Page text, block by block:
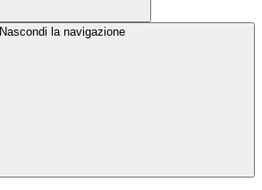
Nascondi la navigazione